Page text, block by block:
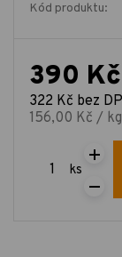
Kód produktu:
390 Kč
322 Kč bez
156,00 Kč / kg
ks